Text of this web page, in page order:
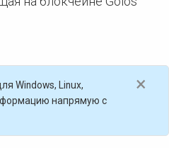
×
Windows, Linux,
напрямую с